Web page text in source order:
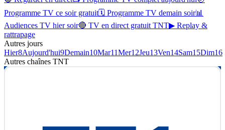
Programme TV ce soir gratuit🗓 Programme TV demain soir📊
Audiences TV hier soir🔴 TV en direct gratuit TNT▶ Replay &
rattrapage
Autres jours
Hier8Aujourd'hui9Demain10Mar11Mer12Jeu13Ven14Sam15Dim16
Autres chaînes TNT